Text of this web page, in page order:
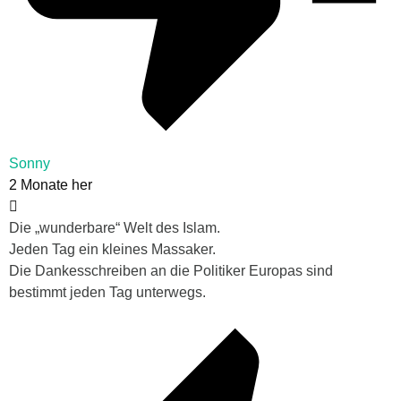
Sonny
2 Monate her
Die „wunderbare“ Welt des Islam.
Jeden Tag ein kleines Massaker.
Die Dankesschreiben an die Politiker Europas sind
bestimmt jeden Tag unterwegs.